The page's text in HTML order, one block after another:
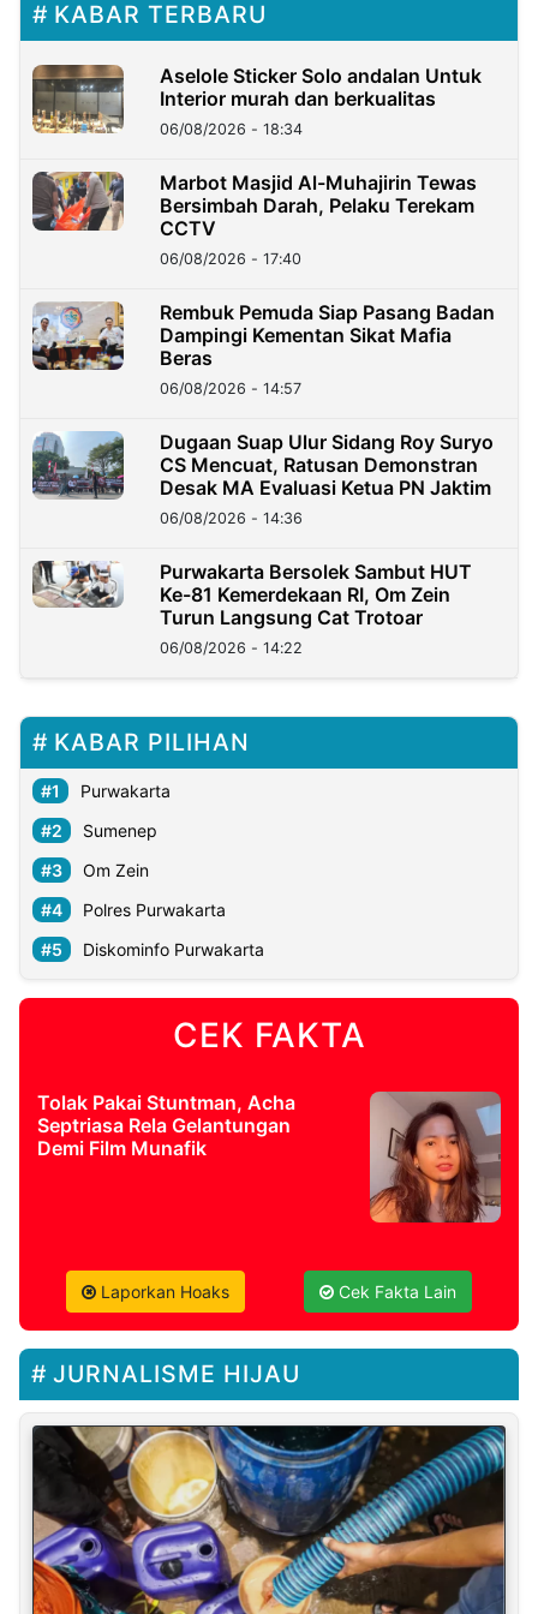
KABAR TERBARU
Aselole Sticker Solo andalan Untuk
Interior murah dan berkualitas
06/08/2026 - 18:34
Marbot Masjid Al-Muhajirin Tewas
Bersimbah Darah, Pelaku Terekam
CCTV
06/08/2026 - 17:40
Rembuk Pemuda Siap Pasang Badan
Dampingi Kementan Sikat Mafia
Beras
06/08/2026 - 14:57
Dugaan Suap Ulur Sidang Roy Suryo
CS Mencuat, Ratusan Demonstran
Desak MA Evaluasi Ketua PN Jaktim
06/08/2026 - 14:36
Purwakarta Bersolek Sambut HUT
Ke-81 Kemerdekaan RI, Om Zein
Turun Langsung Cat Trotoar
06/08/2026 - 14:22
KABAR PILIHAN
Purwakarta
Sumenep
Om Zein
Polres Purwakarta
Diskominfo Purwakarta
CEK FAKTA
Tolak Pakai Stuntman, Acha
Septriasa Rela Gelantungan
Demi Film Munafik
Laporkan Hoaks Cek Fakta Lain
JURNALISME HIJAU